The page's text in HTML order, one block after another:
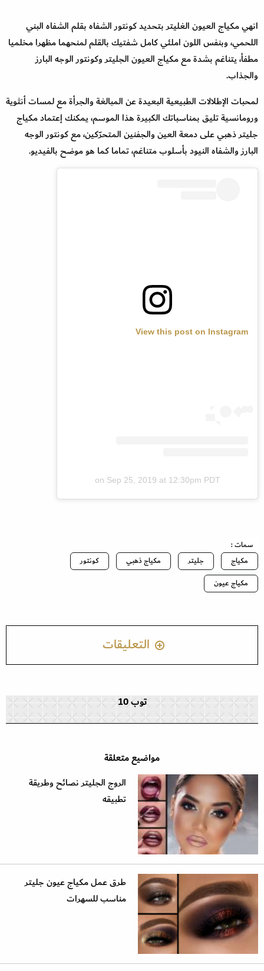
انهي مكياج العيون الغليتر بتحديد كونتور الشفاه بقلم الشفاه البني
اللحمي، وبنفس اللون املئي كامل شفتيك بالقلم لمنحهما مظهرا مخلميا
مطفأ، يتناغم بشدة مع مكياج العيون الجليتر وكونتور الوجه البارز
والجذاب.
لمحبات الإطلالات الطبيعية البعيدة عن المبالغة والجرأة مع لمسات أنثوية
ورومانسية تليق بمناسباتك الكبيرة هذا الموسم، يمكنك إعتماد مكياج
جليتر ذهبي على دمعة العين والجفنين المتحرّكين، مع كونتور الوجه
البارز والشفاه النيود بأسلوب متناغم، تماما كما هو موضح بالفيديو.
View this post on Instagram
on Sep 25, 2019 at 12:30pm PDT
سمات :
مكياج
جليتر مكياج ذهبي
كونتور
مكياج عيون
التعليقات
توب 10
مواضيع متعلقة
الروج الجليتر نصائح وطريقة
تطبيقه
طرق عمل مكياج عيون جليتر
مناسب للسهرات